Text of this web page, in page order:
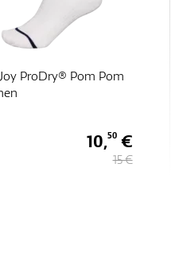
ProDry® Pom Pom
10,50€
15 €